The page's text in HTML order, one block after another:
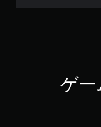
ゲー